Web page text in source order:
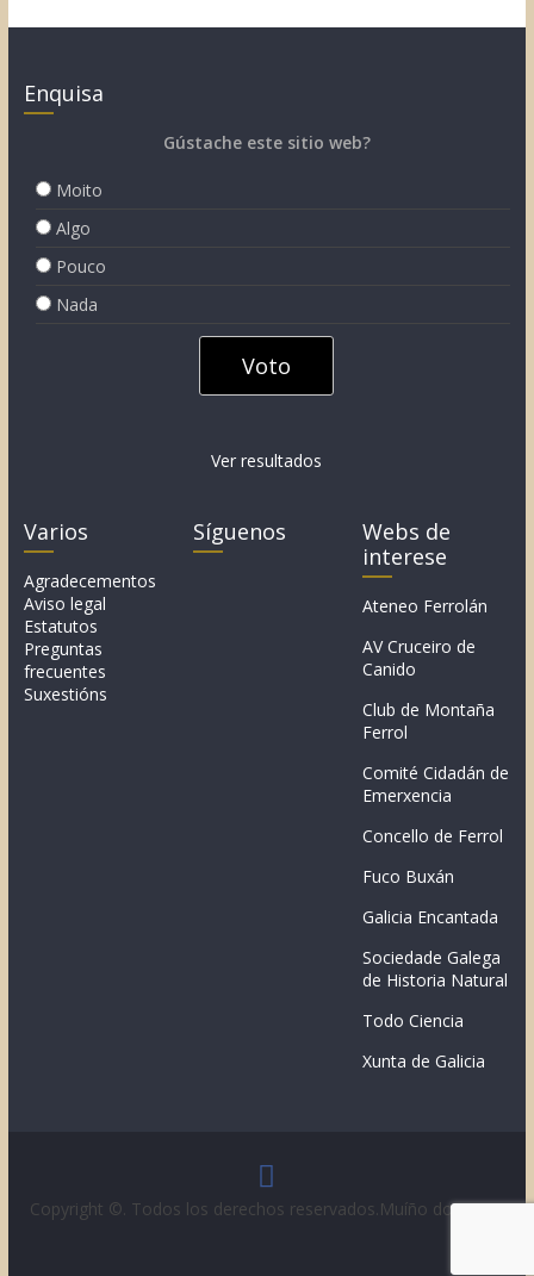
Enquisa
Gústache este sitio web?
Moito
Algo
Pouco
Nada
Ver resultados
Varios
Agradecementos
Aviso legal
Estatutos
Preguntas
frecuentes
Suxestións
Síguenos
Webs de
interese
Ateneo Ferrolán
AV Cruceiro de
Canido
Club de Montaña
Ferrol
Comité Cidadán de
Emerxencia
Concello de Ferrol
Fuco Buxán
Galicia Encantada
Sociedade Galega
de Historia Natural
Todo Ciencia
Xunta de Galicia